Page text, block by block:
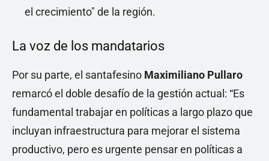
el crecimiento" de la región.
La voz de los mandatarios
Por su parte, el santafesino Maximiliano Pullaro
remarcó el doble desafío de la gestión actual: “Es
fundamental trabajar en políticas a largo plazo que
incluyan infraestructura para mejorar el sistema
productivo, pero es urgente pensar en políticas a